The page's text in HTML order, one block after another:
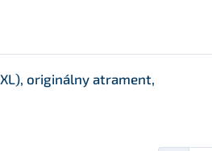
originálny atrament,